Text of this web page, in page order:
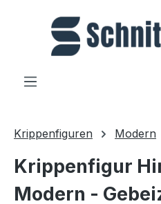
Zum Hauptinhalt springen
Krippenfiguren Modern
Krippenfigur
Modern -